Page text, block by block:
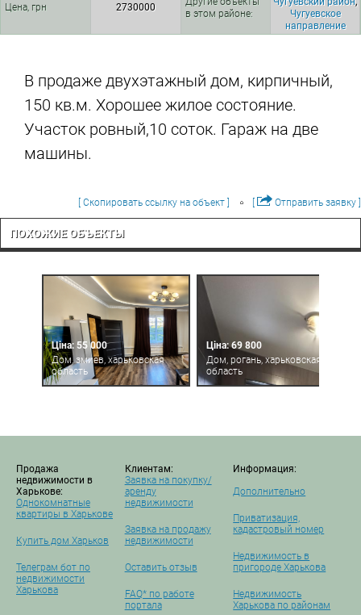
Цена, грн 2730000
в этом районе:
Чугуевское
направление
В продаже двухэтажный дом, кирпичный,
150 кв.м. Хорошее жилое состояние.
Участок ровный,10 соток. Гараж на две
машины.
[ Скопировать ссылку на объект ] Отправить заявку ]
ПОХОЖИЕ ОБЪЕКТЫ
Ціна: 55 000
Дом, змиев, харьковская
область
Ціна: 69 800
Дом, рогань, харьковская
область
Продажа
недвижимости в
Харькове:
Однокомнатные
квартиры в Харькове
Купить дом Харьков
Телеграм бот по
недвижимости
Харькова
Клиентам:
Заявка на покупку/
аренду
недвижимости
Заявка на продажу
недвижимости
Оставить отзыв
FAQ* по работе
портала
Информация:
Дополнительно
Приватизация,
кадастровый номер
Недвижимость в
пригороде Харькова
Недвижимость
Харькова по районам